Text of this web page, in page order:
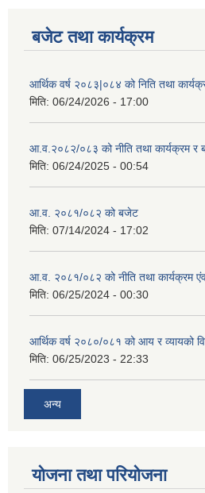
बजेट तथा कार्यक्रम
आर्थिक वर्ष २०८३|०८४ को निति तथा
मिति: 06/24/2026 - 17:00
आ.व.२०८२/०८३ को नीति तथा कार्यक्रम र
मिति: 06/24/2025 - 00:54
आ.व. २०८१/०८२ को बजेट
मिति: 07/14/2024 - 17:02
आ.व. २०८१/०८२ को नीति तथा कार्यक्रम
मिति: 06/25/2024 - 00:30
आर्थिक वर्ष २०८०/०८१ को आय र व्यायको
मिति: 06/25/2023 - 22:33
अन्य
योजना तथा परियोजना